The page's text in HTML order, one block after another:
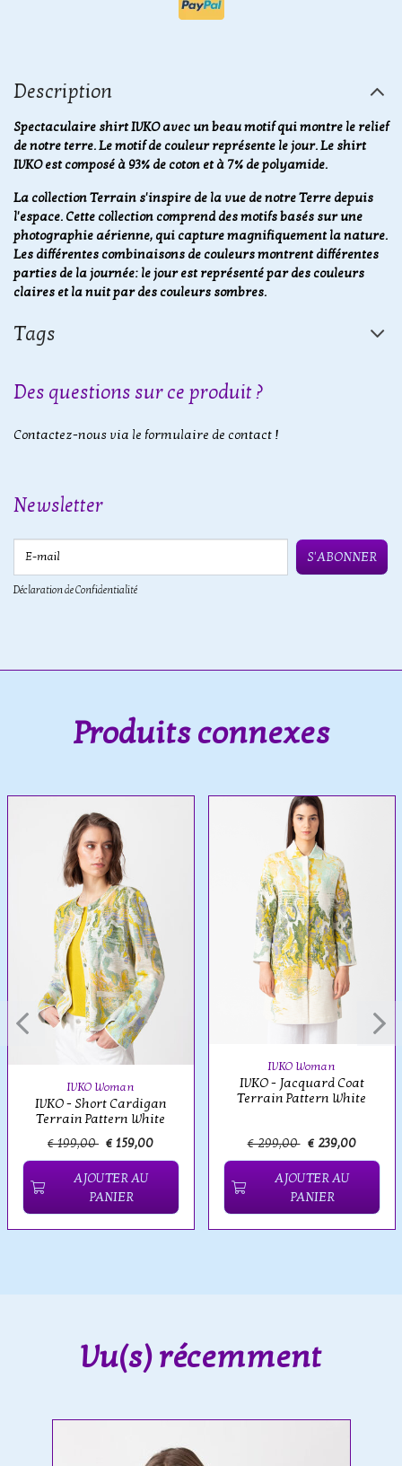
Description
Spectaculaire shirt IVKO avec un beau motif qui montre le relief
de notre terre. Le motif de couleur représente le jour. Le shirt
IVKO est composé à 93% de coton et à 7% de polyamide.
La collection Terrain s'inspire de la vue de notre Terre depuis
l'espace. Cette collection comprend des motifs basés sur une
photographie aérienne, qui capture magnifiquement la nature.
Les différentes combinaisons de couleurs montrent différentes
parties de la journée: le jour est représenté par des couleurs
claires et la nuit par des couleurs sombres.
Tags
Des questions sur ce produit ?
Contactez-nous via le formulaire de contact !
Newsletter
S'ABONNER
Déclaration de Confidentialité
Produits connexes
IVKO Woman
IVKO - Short Cardigan
Terrain Pattern White
€ 199,00 € 159,00
AJOUTER AU
PANIER
IVKO Woman
IVKO - Jacquard Coat
Terrain Pattern White
€ 299,00 € 239,00
AJOUTER AU
PANIER
Vu(s) récemment